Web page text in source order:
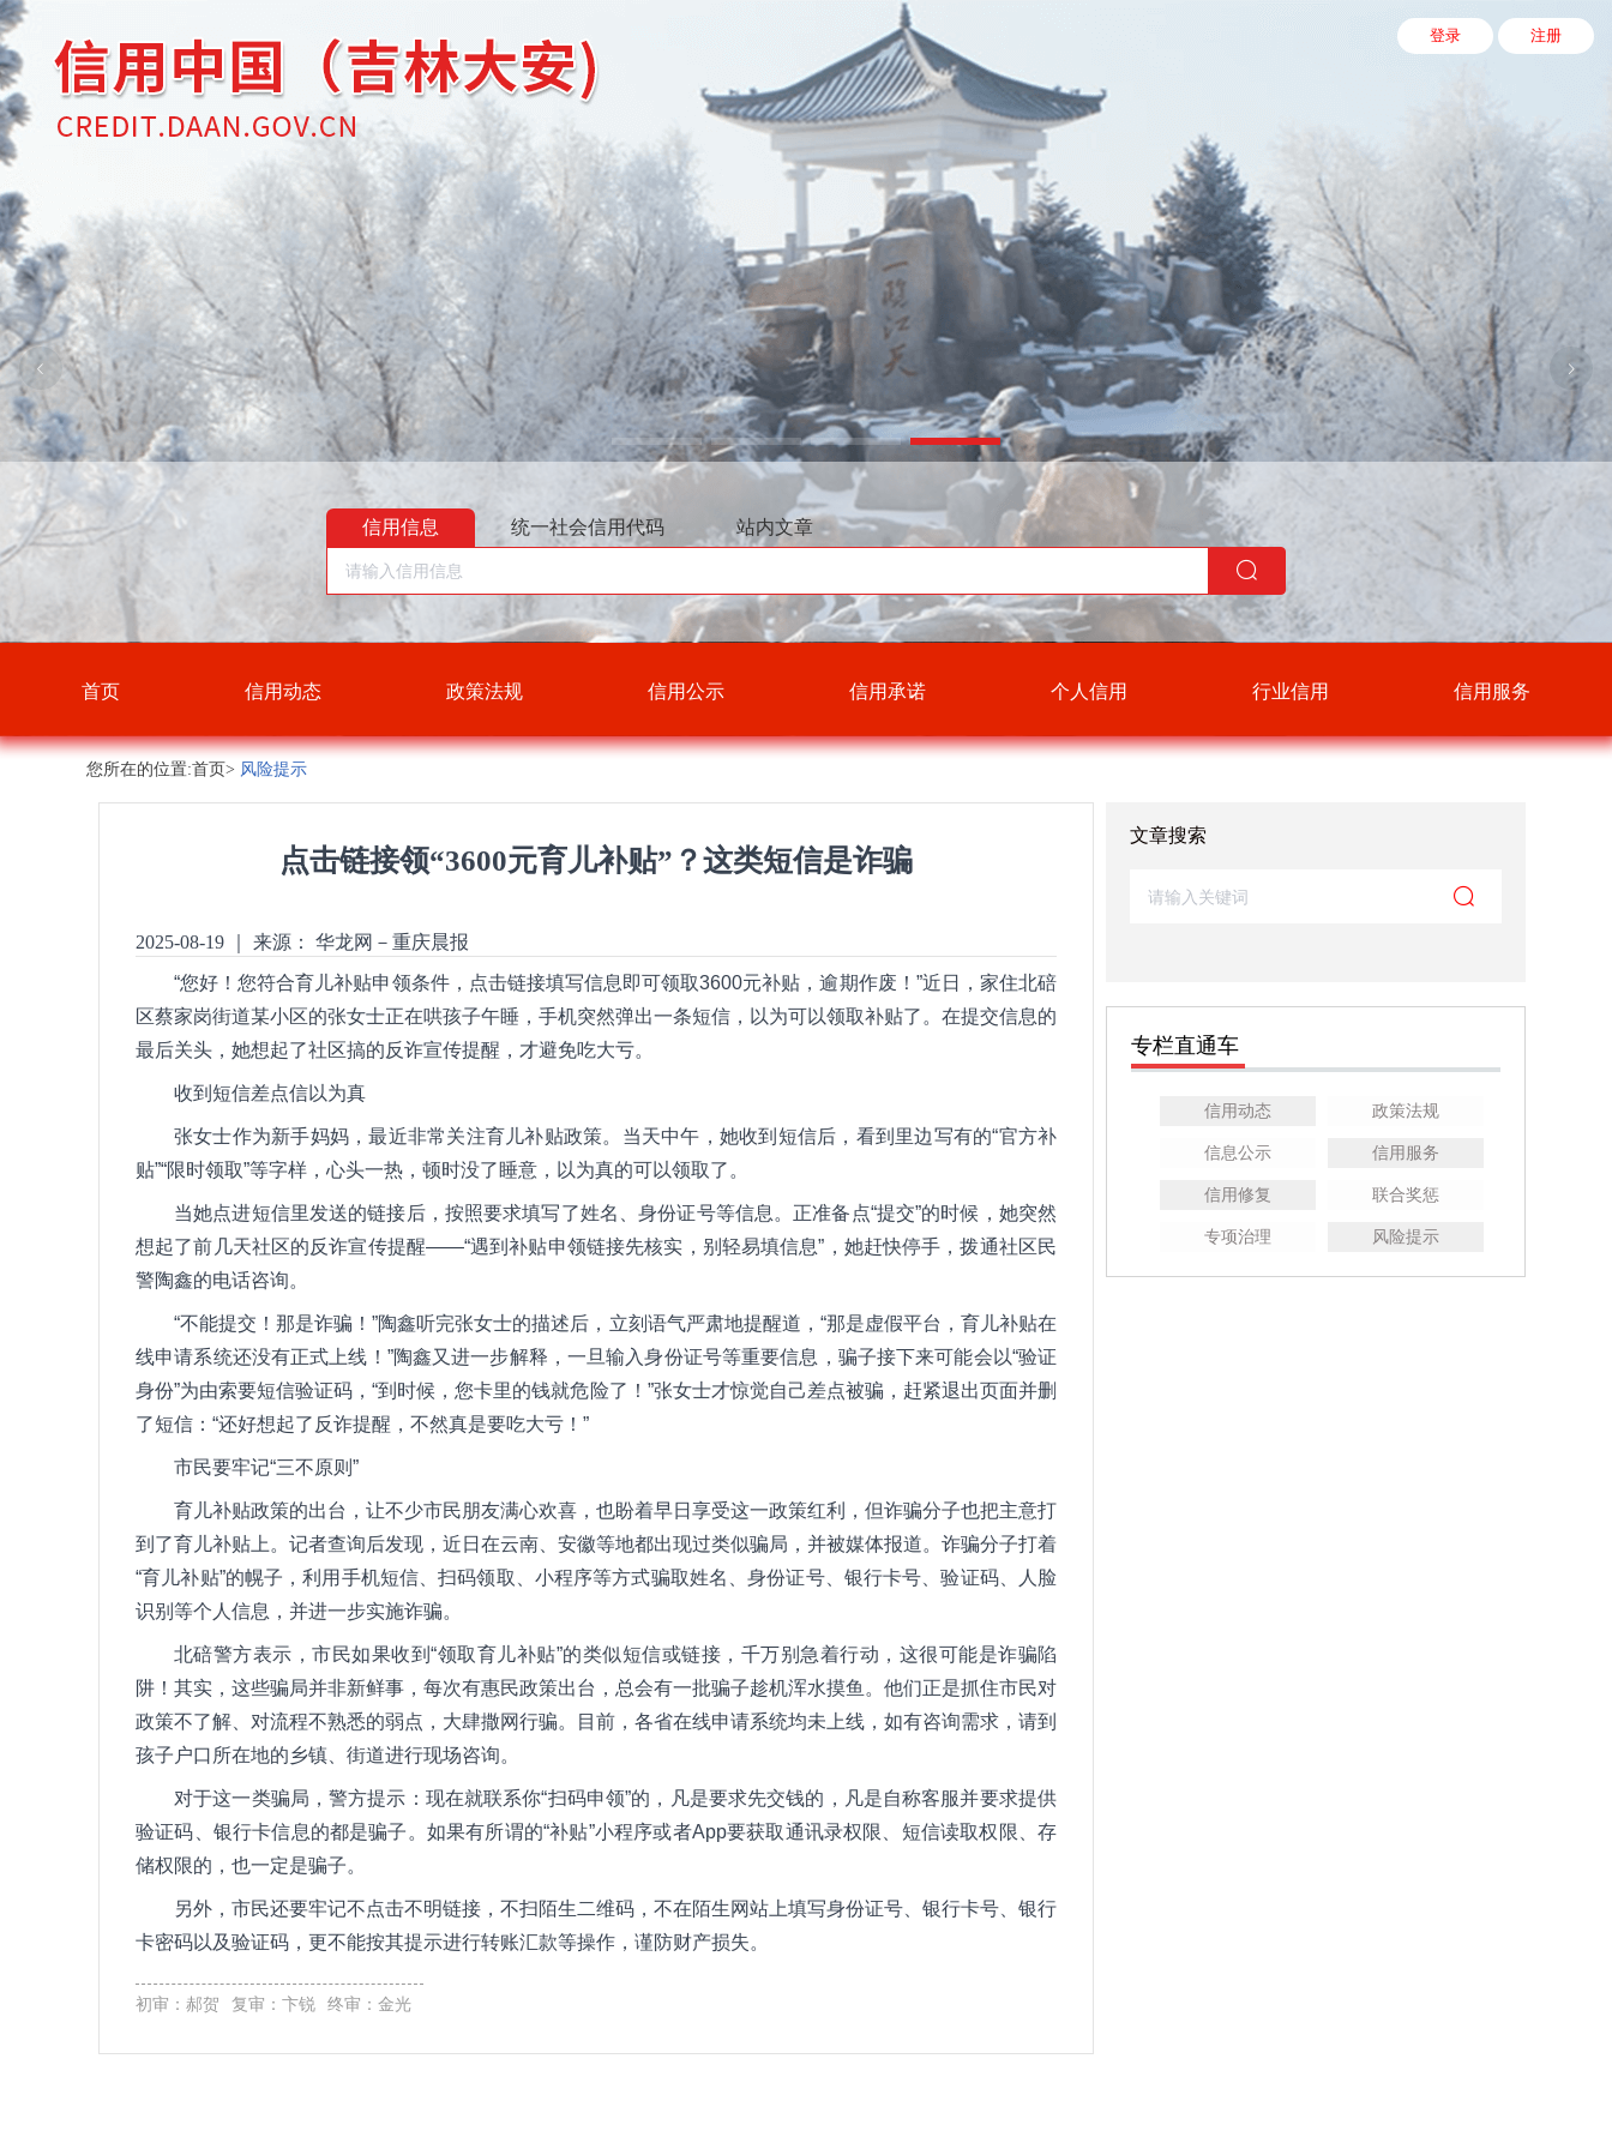
首页 信用动态 政策法规 信用公示 信用承诺 个人信用 行业信用 信用服务
登录 注册
信用信息 统一社会信用代码 站内文章
您所在的位置:首页> 风险提示
点击链接领“3600元育儿补贴”？这类短信是诈骗
2025-08-19
来源： 华龙网－重庆晨报
“您好！您符合育儿补贴申领条件，点击链接填写信息即可领取3600元补贴，逾期作废！”近日，家住北碚
区蔡家岗街道某小区的张女士正在哄孩子午睡，手机突然弹出一条短信，以为可以领取补贴了。在提交信息的
最后关头，她想起了社区搞的反诈宣传提醒，才避免吃大亏。
收到短信差点信以为真
张女士作为新手妈妈，最近非常关注育儿补贴政策。当天中午，她收到短信后，看到里边写有的“官方补
贴”“限时领取”等字样，心头一热，顿时没了睡意，以为真的可以领取了。
当她点进短信里发送的链接后，按照要求填写了姓名、身份证号等信息。正准备点“提交”的时候，她突然
想起了前几天社区的反诈宣传提醒——“遇到补贴申领链接先核实，别轻易填信息”，她赶快停手，拨通社区民
警陶鑫的电话咨询。
“不能提交！那是诈骗！”陶鑫听完张女士的描述后，立刻语气严肃地提醒道，“那是虚假平台，育儿补贴在
线申请系统还没有正式上线！”陶鑫又进一步解释，一旦输入身份证号等重要信息，骗子接下来可能会以“验证
身份”为由索要短信验证码，“到时候，您卡里的钱就危险了！”张女士才惊觉自己差点被骗，赶紧退出页面并删
了短信：“还好想起了反诈提醒，不然真是要吃大亏！”
市民要牢记“三不原则”
育儿补贴政策的出台，让不少市民朋友满心欢喜，也盼着早日享受这一政策红利，但诈骗分子也把主意打
到了育儿补贴上。记者查询后发现，近日在云南、安徽等地都出现过类似骗局，并被媒体报道。诈骗分子打着
“育儿补贴”的幌子，利用手机短信、扫码领取、小程序等方式骗取姓名、身份证号、银行卡号、验证码、人脸
识别等个人信息，并进一步实施诈骗。
北碚警方表示，市民如果收到“领取育儿补贴”的类似短信或链接，千万别急着行动，这很可能是诈骗陷
阱！其实，这些骗局并非新鲜事，每次有惠民政策出台，总会有一批骗子趁机浑水摸鱼。他们正是抓住市民对
政策不了解、对流程不熟悉的弱点，大肆撒网行骗。目前，各省在线申请系统均未上线，如有咨询需求，请到
孩子户口所在地的乡镇、街道进行现场咨询。
对于这一类骗局，警方提示：现在就联系你“扫码申领”的，凡是要求先交钱的，凡是自称客服并要求提供
验证码、银行卡信息的都是骗子。如果有所谓的“补贴”小程序或者App要获取通讯录权限、短信读取权限、存
储权限的，也一定是骗子。
另外，市民还要牢记不点击不明链接，不扫陌生二维码，不在陌生网站上填写身份证号、银行卡号、银行
卡密码以及验证码，更不能按其提示进行转账汇款等操作，谨防财产损失。
初审：郝贺 复审：卞锐 终审：金光
文章搜索
专栏直通车
信用动态 政策法规
信息公示 信用服务
信用修复 联合奖惩
专项治理 风险提示